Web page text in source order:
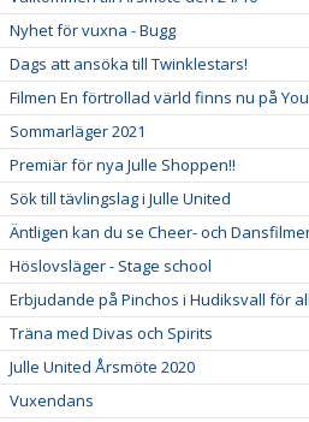
Nyhet för vuxna - Bugg
Dags att ansöka till Twinklestars!
Filmen En förtrollad värld finns nu på
Sommarläger 2021
Premiär för nya Julle Shoppen!!
Sök till tävlingslag i Julle United
Äntligen kan du se Cheer- och
Höslovsläger - Stage school
Erbjudande på Pinchos i Hudiksvall för
Träna med Divas och Spirits
Julle United Årsmöte 2020
Vuxendans